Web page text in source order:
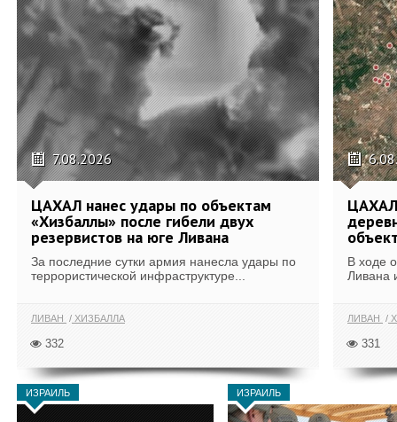
7.08.2026
ЦАХАЛ нанес удары по объектам
«Хизбаллы» после гибели двух
резервистов на юге Ливана
За последние сутки армия нанесла удары по
террористической инфраструктуре...
ЛИВАН ХИЗБАЛЛА
332
В ходе
Ливана
ЛИВАН
331
ИЗРАИЛЬ ИЗРАИЛЬ